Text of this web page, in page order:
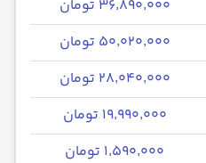
۳۶٬۸۹۰٬۰۰۰ تومان
۵۰٬۰۲۰٬۰۰۰ تومان
۲۸٬۰۴۰٬۰۰۰ تومان
۱۹٬۹۹۰٬۰۰۰ تومان
۱٬۵۹۰٬۰۰۰ تومان